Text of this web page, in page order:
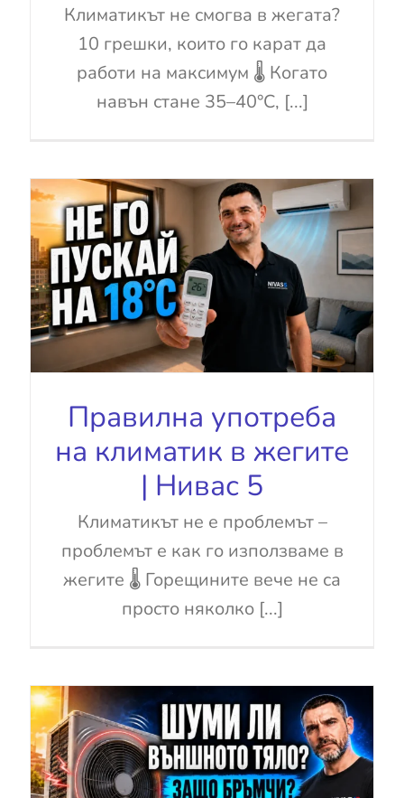
Климатикът не смогва в жегата?
10 грешки, които го карат да
работи на максимум 🌡️ Когато
навън стане 35–40°C, [...]
Правилна употреба
на климатик в жегите
| Нивас 5
Климатикът не е проблемът –
проблемът е как го използваме в
жегите 🌡️ Горещините вече не са
просто няколко [...]